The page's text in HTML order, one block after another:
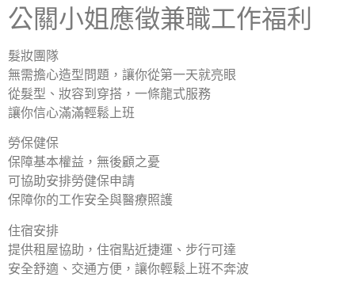
公關小姐應徵兼職工作福利
髮妝團隊
無需擔心造型問題，讓你從第一天就亮眼
從髮型、妝容到穿搭，一條龍式服務
讓你信心滿滿輕鬆上班
勞保健保
保障基本權益，無後顧之憂
可協助安排勞健保申請
保障你的工作安全與醫療照護
住宿安排
提供租屋協助，住宿點近捷運、步行可達
安全舒適、交通方便，讓你輕鬆上班不奔波